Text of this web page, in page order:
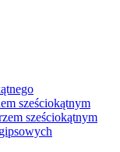
sześciokątnym
sześciokątnym